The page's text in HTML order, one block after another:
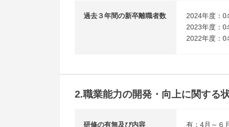
過去３年間の新卒離職者数
2024年度：0
2023年度：0
2022年度：0
2.職業能力の開発・向上に関する
研修の有無及び内容 有：4月～６